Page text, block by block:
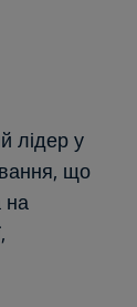
лідер у
що
на